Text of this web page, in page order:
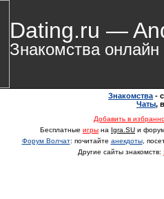
Dating.ru —
Знакомства онлайн
Знакомства -
Чаты,
Добавить в
Бесплатные игры на Igra.SU и
Форум Волчат: почитайте анекдоты,
Другие сайты знакомств: